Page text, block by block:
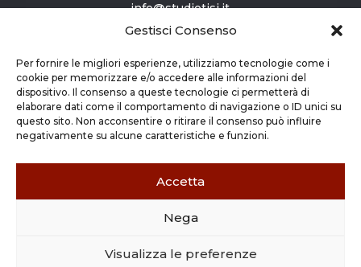
Gestisci Consenso
Per fornire le migliori esperienze, utilizziamo tecnologie come i
cookie per memorizzare e/o accedere alle informazioni del
dispositivo. Il consenso a queste tecnologie ci permetterà di
elaborare dati come il comportamento di navigazione o ID unici su
questo sito. Non acconsentire o ritirare il consenso può influire
negativamente su alcune caratteristiche e funzioni.
Accetta
Nega
Visualizza le preferenze
info@studiotisi.it

Viale Europa 8
Grassobbio BG (24050)
Copyright © 2026 STUDIO TISI SRL –
03263800165 |Credits| Cookie Policy